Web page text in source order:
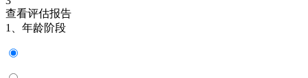
查看评估报告
1、年龄阶段